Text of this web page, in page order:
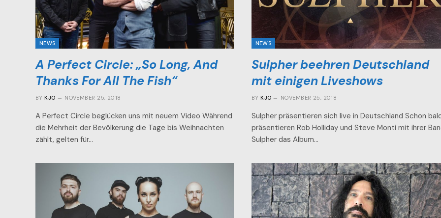
NEWS
A Perfect Circle: „So Long, And
Thanks For All The Fish“
BY KJO NOVEMBER 25, 2018
A Perfect Circle beglücken uns mit neuem Video Während
die Mehrheit der Bevölkerung die Tage bis Weihnachten
zählt, gelten für…
NEWS
Sulpher beehren Deutschland
mit einigen Liveshows
BY KJO NOVEMBER 25, 2018
Sulpher präsentieren sich live in Deutschland Schon
präsentieren Rob Holliday und Steve Monti mit ihrer
Sulpher das Album…